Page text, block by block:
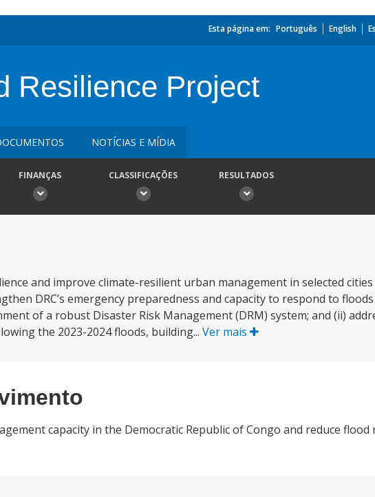
Esta página em: Português English
Resilience Project
NOTÍCIAS E MÍDIA
FINANÇAS CLASSIFICAÇÕES RESULTADOS
and improve climate-resilient urban management in selected
DRC’s emergency preparedness and capacity to respond to
of a robust Disaster Risk Management (DRM) system; and (ii)
the 2023-2024 floods, building... Ver mais
capacity in the Democratic Republic of Congo and reduce flood